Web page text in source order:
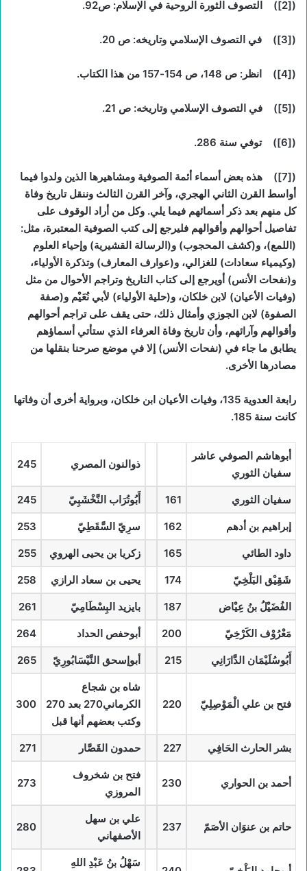
(
[2] ) التصوف الثورة الروحية في الإسلام: ص92.
(
[3] ) في التصوف الإسلامي وتاريخه: ص 20.
(
[4] ) انظر: ص 148، ص 154-157 من هذا الكتاب.
(
[5] ) في التصوف الإسلامي وتاريخه: ص 21.
(
[6] ) توفي سنة 286.
(
[7]
) هذه بعض أسماء أئمة الصوفية ومشاهيرها الذين ولدوا فيما
أواسط القرن الثاني الهجري، وآخر القرن الثالث وننقل تاريخ وفاة
كل منهم بعد ذكر أسمائهم فيما يلي. وكل من أراد الوقوف على
تفاصيل أحوالهم وأقوالهم فليرجع إلى كتب الصوفية المعتبرة، مثل:
(اللمع)، و(كشف المحجوب) و(الرسالة القشيرية) وإحياء العلوم
(وكيمياء سعادات) للغزالي، و(عوارف المعارف) وتذكرة الأولياء،
و(نفحات الأنس) أويرجع إلى كتاب التاريخ وتراجم الأحوال من مثل
(وفيات الأعيان) لابن خلكان، و(حلية الأولياء) لأبي نُعَيْم و(صفة
الصفوة) لابن الجوزي وأمثال ذلك، حتى يقف على تراجم أحوالهم
وأقوالهم وآرائهم، وأن تاريخ وفاة العرفاء الذي ستأتي أسماؤهم
يطابق ما جاء في (نفحات الأنس) إلا في موضع صرحنا بنقلها من
مصادرها الأخرى.
رابعة العدوية 135، وفيات الأعيان ابن خلكان، وبرواية أخرى أن وفاتها
كانت سنة 185.
أبوهاشم الصوفي عاشر
سفيان الثوري
ذوالنون المصري 245
سفيان الثوري 161 أَبُوتُرَاب النَّخْشَبِيّ 245
إبراهيم بن أدهم 162 سرِيّ السَّقَطِيّ 253
داود الطائي 165 زكريا بن يحيى الهروي 255
شَقِيْق البَلْخِيّ 174 يحيى بن سعاد الرازي 258
الفُضَيْلُ بنُ عِيْاض 187 بايزيد البِسْطَامِيّ 261
مَعْرُوْف الكَرْخِيّ 200 أبوحفص الحداد 264
أَبُوسُلَيْمَان الدَّارَانِي 215 أبوإسحق النَّيْسَابُورِيّ 265
فتح بن علي الْمَوْصِلِيّ 220
شاه بن شجاع
الكرماني270 بعد 270
وكتب بعضهم أنها قبل
300
بشر الحارث الحَافِي 227 حمدون القَصَّار 271
أحمد بن الحواري 230
فتح بن شخروف
المروزي
273
حاتم بن عنوَان الأصَمّ 237
علي بن سهل
الأصفهاني
280
سَهْلُ بنُ عَبْدِ اللهِ